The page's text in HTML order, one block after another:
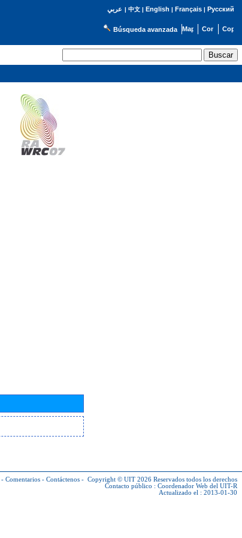
عربي | 中文| English | Français| Русский
Búsqueda avanzada
- Comentarios - Contáctenos - Copyright © UIT 2026 Reservados todos los derechos
Contacto público : Coordenador Web del UIT-R
Actualizado el : 2013-01-30